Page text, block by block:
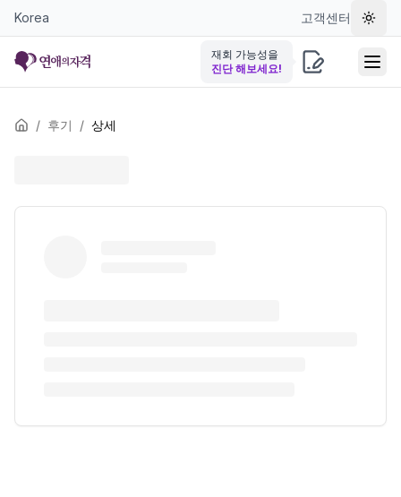
Korea 고객센터 테마
재회 가능성을
진단 해보세요!
/ 후기 / 상세